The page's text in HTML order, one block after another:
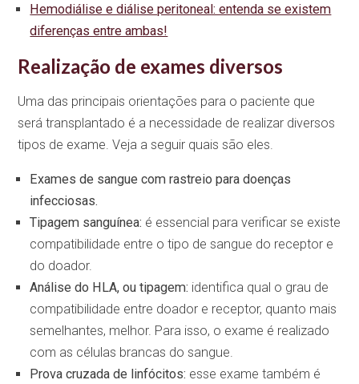
Hemodiálise e diálise peritoneal: entenda se existem
diferenças entre ambas!
Realização de exames diversos
Uma das principais orientações para o paciente que
será transplantado é a necessidade de realizar diversos
tipos de exame. Veja a seguir quais são eles.
Exames de sangue com rastreio para doenças
infecciosas.
Tipagem sanguínea: é essencial para verificar se existe
compatibilidade entre o tipo de sangue do receptor e
do doador.
Análise do HLA, ou tipagem: identifica qual o grau de
compatibilidade entre doador e receptor, quanto mais
semelhantes, melhor. Para isso, o exame é realizado
com as células brancas do sangue.
Prova cruzada de linfócitos: esse exame também é